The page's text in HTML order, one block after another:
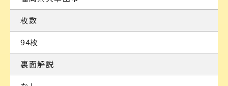
枚数
94枚
裏面解説